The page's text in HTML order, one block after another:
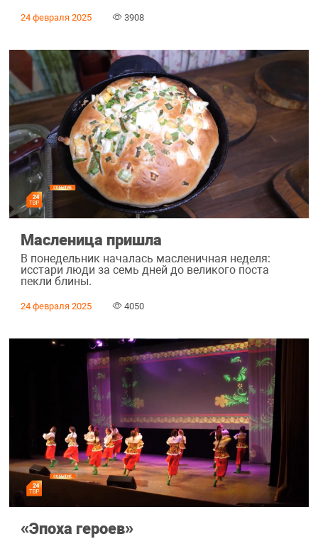
24 февраля 2025 3908
Масленица пришла
В понедельник началась масленичная неделя:
исстари люди за семь дней до великого поста
пекли блины.
24 февраля 2025 4050
«Эпоха героев»